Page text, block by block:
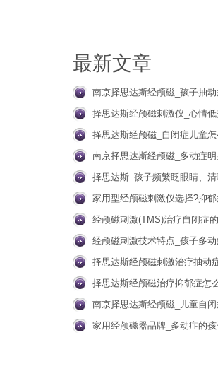
最新文章
南京择思达斯经颅磁_孩子抽
择思达斯经颅磁刺激仪_心情
择思达斯经颅磁_自闭症儿童
南京择思达斯经颅磁_多动症
择思达斯_孩子频繁眨眼睛、
家用型经颅磁刺激仪选择?抑
经颅磁刺激(TMS)治疗自闭症
析
经颅磁刺激技术特点_孩子多
择思达斯经颅磁刺激治疗抽动
择思达斯经颅磁治疗抑郁症怎
南京择思达斯经颅磁_儿童自
家用经颅磁器品牌_多动症的